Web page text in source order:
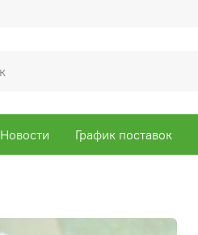
Новости График поставок